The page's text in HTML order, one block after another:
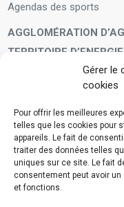
Gérer le
cookies
Pour offrir les meilleures
telles que les cookies pour
appareils. Le fait de
traiter des données telles
uniques sur ce site. Le fait
consentement peut avoir
et fonctions.
Agendas des sports
AGGLOMÉRATION
TERRITOIRE
Enfants et adolescents
VIVRE À VOS CÔTÉS
Service municipal
Aide à la personne en
Télé-alerte